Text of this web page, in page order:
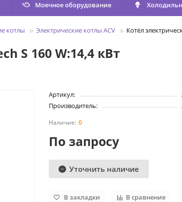
Моечное оборудование
котлы Электрические котлы ACV Котёл
S 160 W:14,4 кВт
Артикул:
Производитель:
0
По запросу
Уточнить наличие
В закладки В сравнение